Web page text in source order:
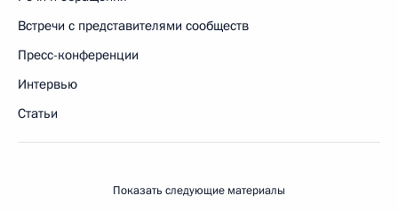
Встречи с представителями сообществ
Пресс-конференции
Интервью
Статьи
Показать следующие материалы